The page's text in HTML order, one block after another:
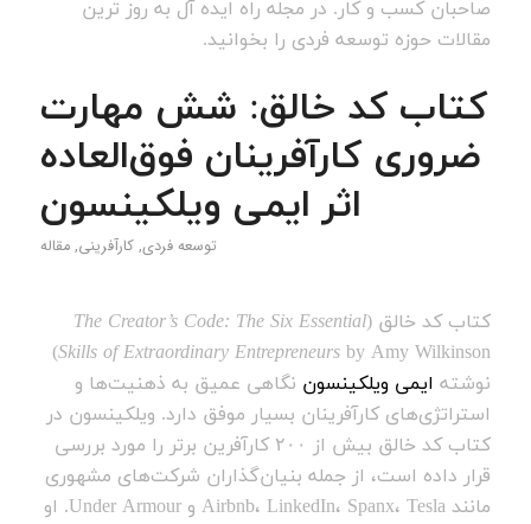
صاحبان کسب و کار. در مجله راه ایده آل به روز ترین
مقالات حوزه توسعه فردی را بخوانید.
کتاب کد خالق: شش مهارت
ضروری کارآفرینان فوق‌العاده
اثر ایمی ویلکینسون
توسعه فردی,کارآفرینی,مقاله
کتاب کد خالق (The Creator’s Code: The Six Essential
Skills of Extraordinary Entrepreneurs
by Amy Wilkinson)
نوشته ایمی ویلکینسون نگاهی عمیق به ذهنیت‌ها و
استراتژی‌های کارآفرینان بسیار موفق دارد. ویلکینسون در
کتاب کد خالق بیش از ۲۰۰ کارآفرین برتر را مورد بررسی
قرار داده است، از جمله بنیان‌گذاران شرکت‌های مشهوری
مانند Airbnb، LinkedIn، Spanx، Tesla و Under Armour. او